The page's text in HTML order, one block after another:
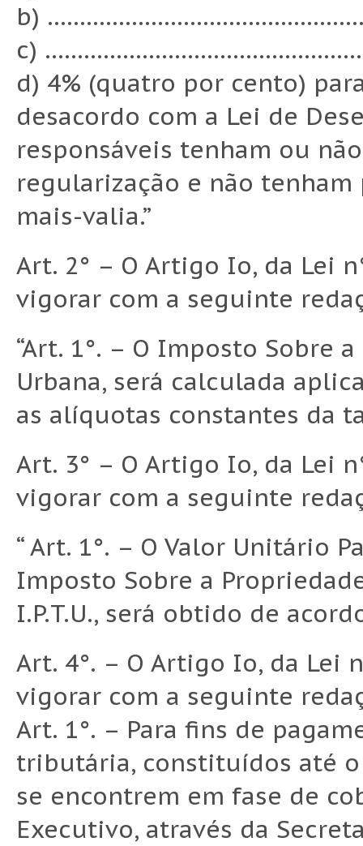
b)
c)
d) 4% (quatro por cento)
desacordo com a Lei de
responsáveis tenham ou
regularização e não
mais-valia.”
Art. 2° – O Artigo Io, da Lei
vigorar com a seguinte
“Art. 1°. – O Imposto Sobre
Urbana, será calculada
as alíquotas constantes da
Art. 3° – O Artigo Io, da Lei
vigorar com a seguinte
“ Art. 1°. – O Valor Unitário
Imposto Sobre a
I.P.T.U., será obtido de
Art. 4°. – O Artigo Io, da Lei
vigorar com a seguinte
Art. 1°. – Para fins de
tributária, constituídos até
se encontrem em fase de
Executivo, através da